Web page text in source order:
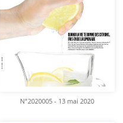
N°2020005 - 13 mai 2020